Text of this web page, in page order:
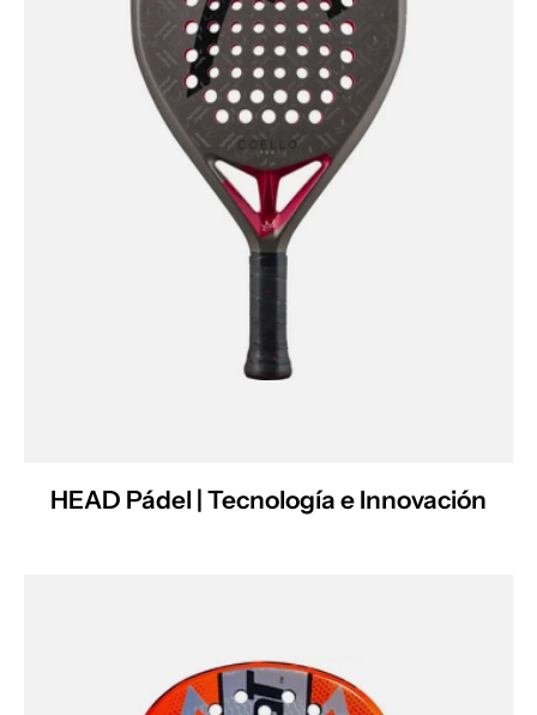
HEAD Pádel | Tecnología e Innovación